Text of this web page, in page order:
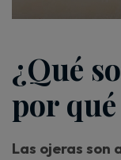
¿Qué
por
Las ojeras son